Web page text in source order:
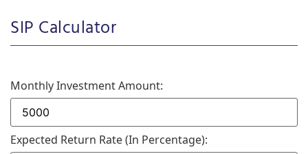
SIP Calculator
Monthly Investment Amount:
Expected Return Rate (in Percentage):